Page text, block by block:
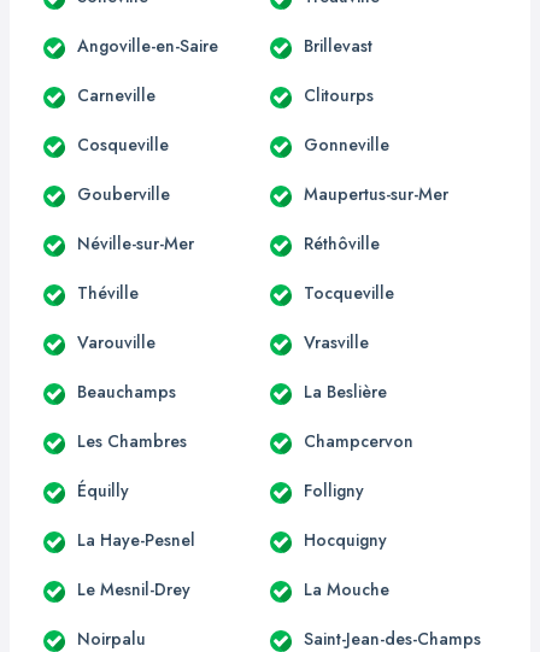
Angoville-en-Saire Brillevast
Carneville Clitourps
Cosqueville Gonneville
Gouberville Maupertus-sur-Mer
Néville-sur-Mer Réthôville
Théville Tocqueville
Varouville Vrasville
Beauchamps La Beslière
Les Chambres Champcervon
Équilly Folligny
La Haye-Pesnel Hocquigny
Le Mesnil-Drey La Mouche
Noirpalu Saint-Jean-des-Champs